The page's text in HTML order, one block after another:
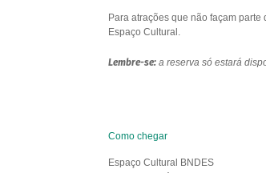
Para atrações que não façam
Espaço Cultural.
Lembre-se:a reserva só estará
Como chegar
Espaço Cultural BNDES